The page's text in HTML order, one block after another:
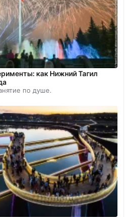
как Нижний Тагил
по душе.